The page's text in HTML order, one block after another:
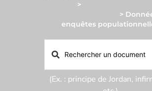
>
>
enquêtes
(Ex. : principe de Jordan,